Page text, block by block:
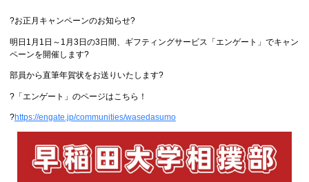
?お正月キャンペーンのお知らせ?
明日1月1日～1月3日の3日間、ギフティングサービス「エンゲート」でキャン
ペーンを開催します?
部員から直筆年賀状をお送りいたします?
?「エンゲート」のページはこちら！
?https://engate.jp/communities/wasedasumo